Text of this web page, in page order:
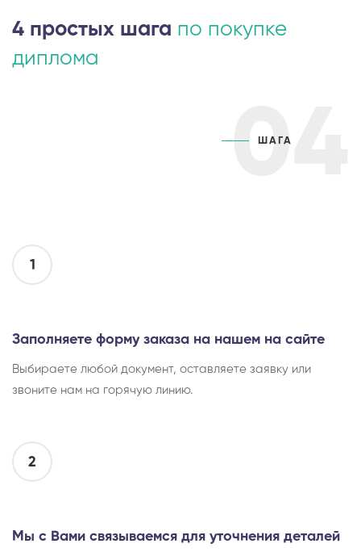
4 простых шага по покупке
диплома
04
ШАГА
1
Заполняете форму заказа на нашем на сайте
Выбираете любой документ, оставляете заявку или
звоните нам на горячую линию.
2
Мы с Вами связываемся для уточнения деталей